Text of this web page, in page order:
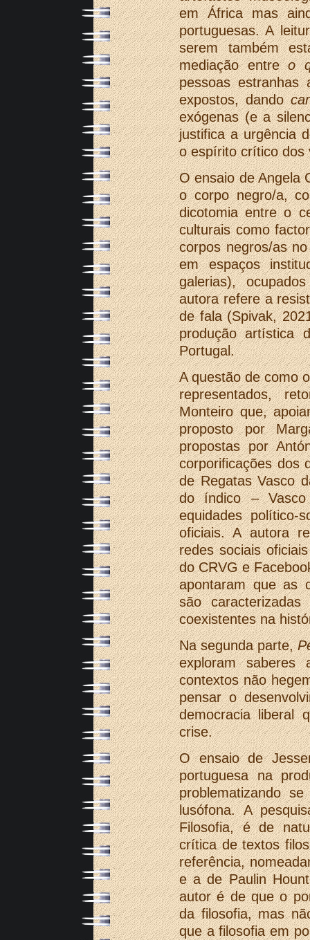
em África mas
portuguesas. A
serem também
mediação entreo
pessoas estranhas
expostos, dando
exógenas (e a
justifica a urgência
o espírito crítico dos
O ensaio de Angela
o corpo negro/a,
dicotomia entre o
culturais como
corpos negros/as
em espaços
galerias),
autora refere a
de fala (Spivak,
produção artística
Portugal.
A questão de como
representados,
Monteiro que,
proposto por
propostas por
corporificações dos
de Regatas Vasco
do índico –
equidades político-
oficiais. A autora
redes sociais
do CRVG e
apontaram que as
são
coexistentes na
Na segunda parte,
exploram saberes
contextos não
pensar o
democracia liberal
crise.
O ensaio de
portuguesa na
problematizando
lusófona. A
Filosofia, é de
crítica de textos
referência,
e a de Paulin
autor é de que o
da filosofia, mas
que a filosofia em